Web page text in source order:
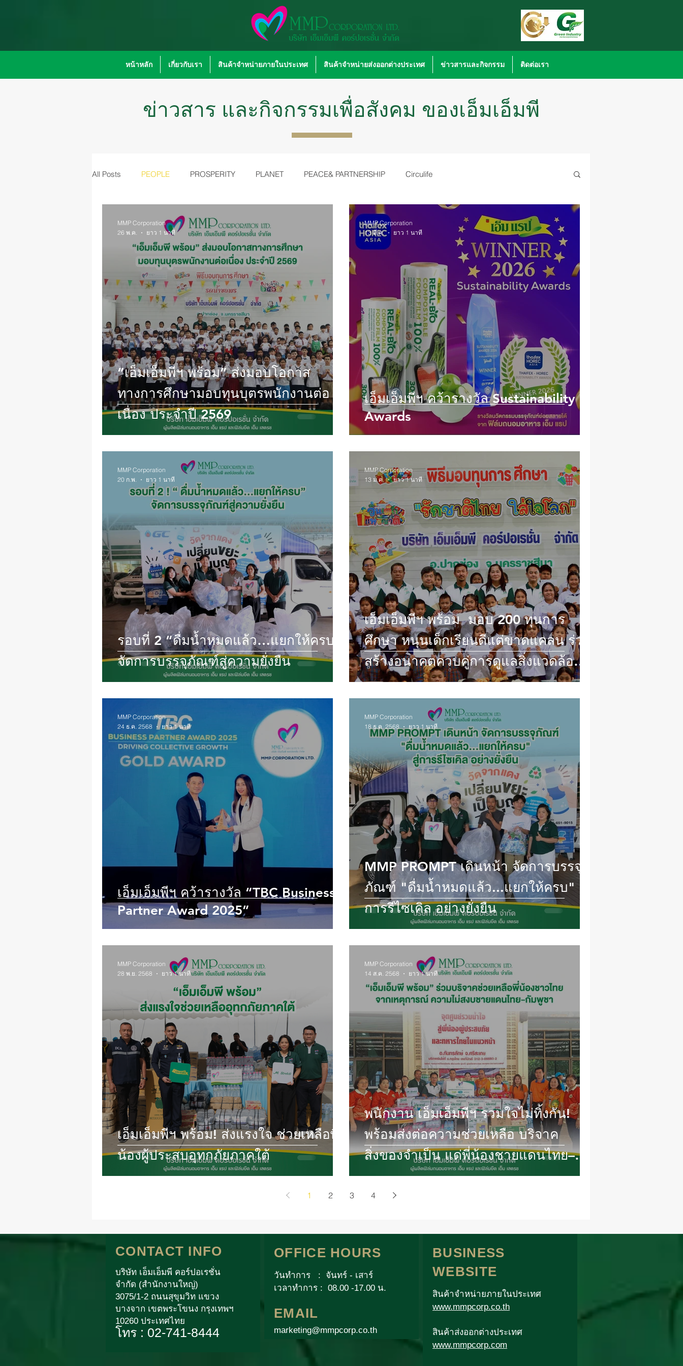
หน้าหลัก เกี่ยวกับเรา สินค้าจำหน่ายภายในประเทศ สินค้าจำหน่ายส่งออกต่างประเทศ ข่าวสารและกิจกรรม ติดต่อเรา
ข่าวสาร และกิจกรรมเพื่อสังคม ของเอ็มเอ็มพี
All Posts PEOPLE PROSPERITY PLANET PEACE& PARTNERSHIP Circulife
“เอ็มเอ็มพีฯ พร้อม” ส่งมอบโอกาส
ทางการศึกษามอบทุนบุตรพนักงานต่อ
เนื่อง ประจำปี 2569
MMP Corporation
26 พ.ค.
ยาว 1 นาที
เอ็มเอ็มพีฯ คว้ารางวัล Sustainability
Awards
MMP Corporation
13 มี.ค.
ยาว 1 นาที
รอบที่ 2 “ดื่มน้ำหมดแล้ว…แยกให้ครบ”
จัดการบรรจุภัณฑ์สู่ความยั่งยืน
MMP Corporation
20 ก.พ.
ยาว 1 นาที
เอ็มเอ็มพีฯ พร้อม มอบ 200 ทุนการ
ศึกษา หนุนเด็กเรียนดีแต่ขาดแคลน ร่วม
สร้างอนาคตควบคู่การดูแลสิ่งแวดล้อม
อย่างยั่งยืน
MMP Corporation
13 ม.ค.
ยาว 1 นาที
เอ็มเอ็มพีฯ คว้ารางวัล “TBC Business
Partner Award 2025”
MMP Corporation
24 ธ.ค. 2568
ยาว 1 นาที
MMP PROMPT เดินหน้า จัดการบรรจุ
ภัณฑ์ "ดื่มน้ำหมดแล้ว...แยกให้ครบ" สู่
การรีไซเคิล อย่างยั่งยืน
MMP Corporation
18 ธ.ค. 2568
ยาว 1 นาที
เอ็มเอ็มพีฯ พร้อม! ส่งแรงใจ ช่วยเหลือพี่
น้องผู้ประสบอุทกภัยภาคใต้
MMP Corporation
28 พ.ย. 2568
ยาว 1 นาที
พนักงาน เอ็มเอ็มพีฯ รวมใจไม่ทิ้งกัน!
พร้อมส่งต่อความช่วยเหลือ บริจาค
สิ่งของจำเป็น แด่พี่น้องชายแดนไทย–
กัมพูชา
MMP Corporation
14 ส.ค. 2568
ยาว 1 นาที
1 2 3 4
CONTACT INFO
บริษัท เอ็มเอ็มพี คอร์ปอเรชั่น
จำกัด (สำนักงานใหญ่)
3075/1-2 ถนนสุขุมวิท แขวง
บางจาก เขตพระโขนง กรุงเทพฯ
10260 ประเทศไทย
โทร : 02-741-8444
OFFICE HOURS
วันทำการ : จันทร์ - เสาร์
เวลาทำการ : 08.00 -17.00 น.
EMAIL
marketing@mmpcorp.co.th
BUSINESS
WEBSITE
สินค้าจำหน่ายภายในประเทศ
www.mmpcorp.co.th
สินค้าส่งออกต่างประเทศ
www.mmpcorp.com